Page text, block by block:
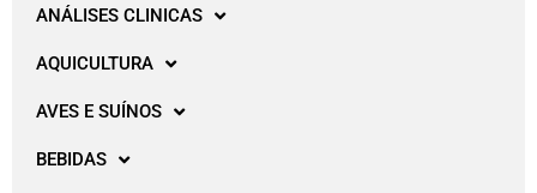
ANÁLISES CLINICAS
AQUICULTURA
AVES E SUÍNOS
BEBIDAS